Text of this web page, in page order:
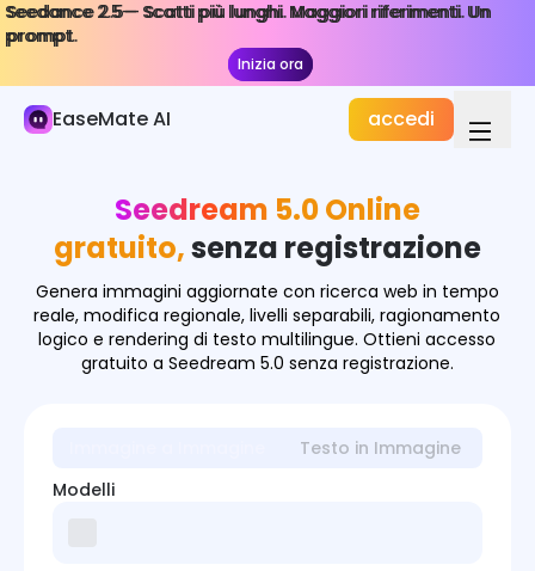
Seedance 2.5— Scatti più lunghi. Maggiori riferimenti. Un
prompt.
Inizia ora
Seedance 2.5— Scatti più lunghi. Maggiori riferimenti. Un
prompt.
Inizia ora
EaseMate AI accedi
Immagine AI
Generatore di Immagini
Effetti Immagine
Strumenti Immagine
Modelli di Immagine
Seedream 5.0 Online
gratuito,senza registrazione
Genera immagini aggiornate con ricerca web in tempo
reale, modifica regionale, livelli separabili, ragionamento
logico e rendering di testo multilingue. Ottieni accesso
gratuito a Seedream 5.0 senza registrazione.
Testo in Immagine
Modelli